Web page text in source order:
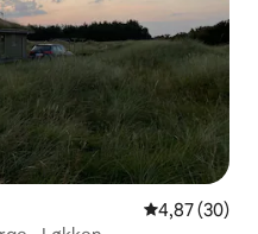
Середня
4,87 (30)